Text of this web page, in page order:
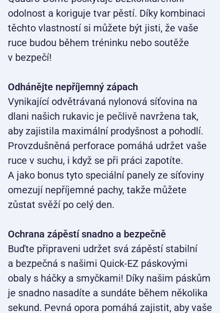
odolnost a koriguje tvar pěstí. Díky kombinaci
těchto vlastností si můžete být jisti, že vaše
ruce budou během tréninku nebo soutěže
v bezpečí!
Odhánějte nepříjemný zápach
Vynikající odvětrávaná nylonová síťovina na
dlani našich rukavic je pečlivě navržena tak,
aby zajistila maximální prodyšnost a pohodlí.
Provzdušněná perforace pomáhá udržet vaše
ruce v suchu, i když se při práci zapotíte.
A jako bonus tyto speciální panely ze síťoviny
omezují nepříjemné pachy, takže můžete
zůstat svěží po celý den.
Ochrana zápěstí snadno a bezpečně
Buďte připraveni udržet svá zápěstí stabilní
a bezpečná s našimi Quick-EZ páskovými
obaly s háčky a smyčkami! Díky našim páskům
je snadno nasadíte a sundáte během několika
sekund. Pevná opora pomáhá zajistit, aby vaše